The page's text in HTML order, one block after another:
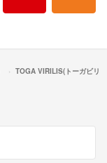
TOGA VIRILIS(トーガビリ